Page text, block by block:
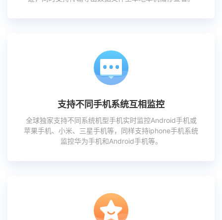
支持不同手机系统互相监控
全球独家支持不同系统机型手机实时监控Android手机或
苹果手机、小米、三星手机等，同样支持iphone手机系统
监控华为手机和Android手机等。